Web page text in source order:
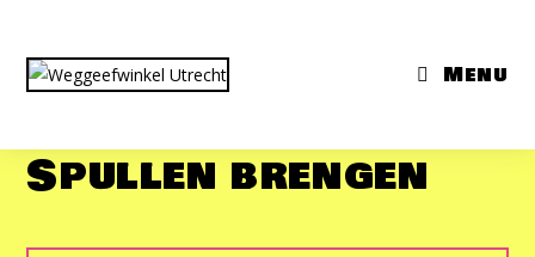
inhoud
Menu
Spullen brengen